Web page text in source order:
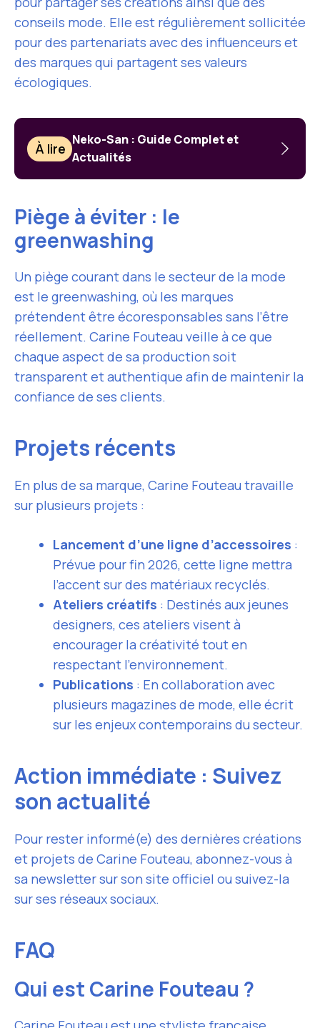
conseils mode. Elle est régulièrement sollicitée
pour des partenariats avec des influenceurs et
des marques qui partagent ses valeurs
écologiques.
À lire
Neko-San : Guide Complet et
Actualités
Piège à éviter : le
greenwashing
Un piège courant dans le secteur de la mode
est le greenwashing, où les marques
prétendent être écoresponsables sans l’être
réellement. Carine Fouteau veille à ce que
chaque aspect de sa production soit
transparent et authentique afin de maintenir la
confiance de ses clients.
Projets récents
En plus de sa marque, Carine Fouteau travaille
sur plusieurs projets :
Lancement d’une ligne d’accessoires :
Prévue pour fin 2026, cette ligne mettra
l’accent sur des matériaux recyclés.
Ateliers créatifs : Destinés aux jeunes
designers, ces ateliers visent à
encourager la créativité tout en
respectant l’environnement.
Publications : En collaboration avec
plusieurs magazines de mode, elle écrit
sur les enjeux contemporains du secteur.
Action immédiate : Suivez
son actualité
Pour rester informé(e) des dernières créations
et projets de Carine Fouteau, abonnez-vous à
sa newsletter sur son site officiel ou suivez-la
sur ses réseaux sociaux.
FAQ
Qui est Carine Fouteau ?